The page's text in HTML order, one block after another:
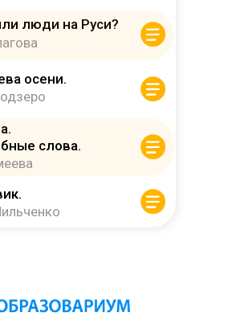
люди на Руси?
осени.
слова.